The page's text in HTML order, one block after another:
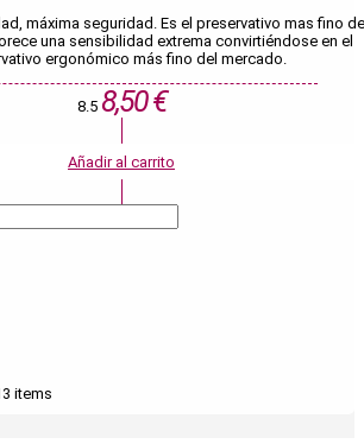
máxima seguridad. Es el preservativo mas fino de
una sensibilidad extrema convirtiéndose en el
ergonómico más fino del mercado.
8.5 8,50 €
Añadir al carrito
items